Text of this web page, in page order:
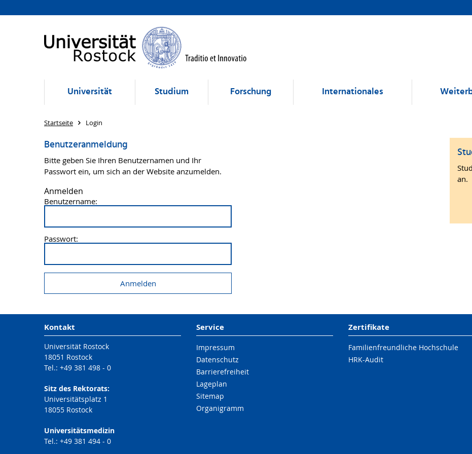
Universität Studium Forschung Internationales
Startseite Login
Benutzeranmeldung
Bitte geben Sie Ihren Benutzernamen und Ihr
Passwort ein, um sich an der Website anzumelden.
Anmelden
Benutzername:
Passwort:
an.
Kontakt
Universität Rostock
18051 Rostock
Tel.: +49 381 498 - 0
Sitz des Rektorats:
Universitätsplatz 1
18055 Rostock
Universitätsmedizin
Tel.: +49 381 494 - 0
Service
Impressum
Datenschutz
Barrierefreiheit
Lageplan
Sitemap
Organigramm
Zertifikate
Familienfreundliche Hochschule
HRK-Audit